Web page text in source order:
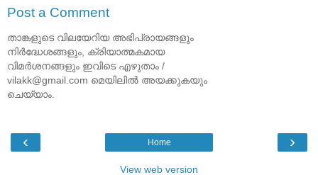
Post a Comment
താങ്കളുടെ വിലയേറിയ അഭിപ്രായങ്ങളും
നിര്‍ദ്ധേശങ്ങളും, ക്രിയാത്മകമായ
വിമര്‍ശനങ്ങളും ഇവിടെ എഴുതാം /
vilakk@gmail.com മെയിലില്‍ അയക്കുകയും
ചെയ്യാം.
‹ ›
Home
View web version